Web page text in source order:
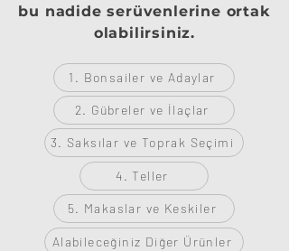
bu nadide serüvenlerine ortak
olabilirsiniz.
1. Bonsailer ve Adaylar
2. Gübreler ve İlaçlar
3. Saksılar ve Toprak Seçimi
4. Teller
5. Makaslar ve Keskiler
Alabileceğiniz Diğer Ürünler